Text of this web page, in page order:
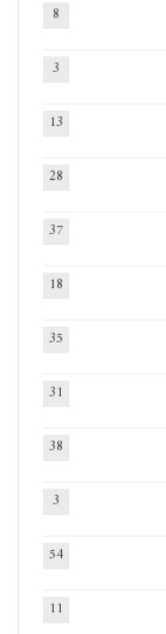
8
3
13
28
37
18
35
31
38
3
54
11